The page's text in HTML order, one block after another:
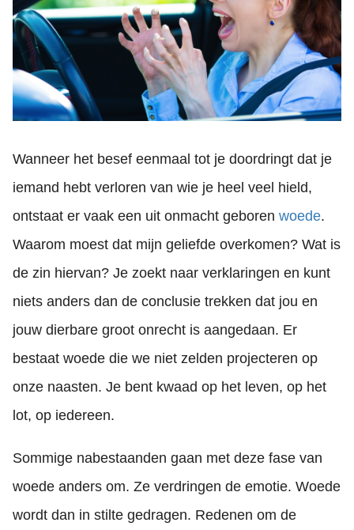
Wanneer het besef eenmaal tot je doordringt dat je
iemand hebt verloren van wie je heel veel hield,
ontstaat er vaak een uit onmacht geboren woede.
Waarom moest dat mijn geliefde overkomen? Wat is
de zin hiervan? Je zoekt naar verklaringen en kunt
niets anders dan de conclusie trekken dat jou en
jouw dierbare groot onrecht is aangedaan. Er
bestaat woede die we niet zelden projecteren op
onze naasten. Je bent kwaad op het leven, op het
lot, op iedereen.
Sommige nabestaanden gaan met deze fase van
woede anders om. Ze verdringen de emotie. Woede
wordt dan in stilte gedragen. Redenen om de